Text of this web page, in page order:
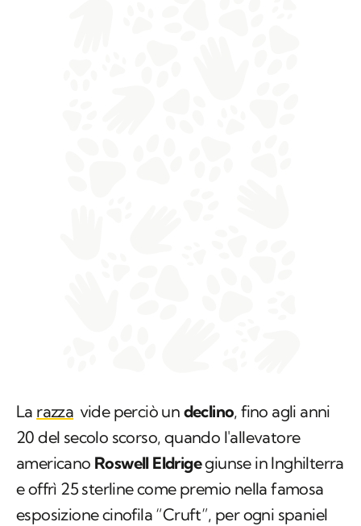
La razza vide perciò un declino, fino agli anni
20 del secolo scorso, quando l'allevatore
americano Roswell Eldrigegiunse in Inghilterra
e offrì 25 sterline come premio nella famosa
esposizione cinofila “Cruft”, per ogni spaniel